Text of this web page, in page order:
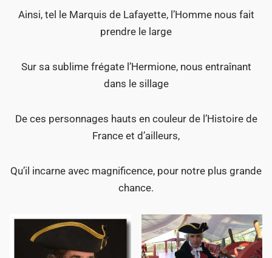
Ainsi, tel le Marquis de Lafayette, l’Homme nous fait
prendre le large
Sur sa sublime frégate l’Hermione, nous entraînant
dans le sillage
De ces personnages hauts en couleur de l’Histoire de
France et d’ailleurs,
Qu’il incarne avec magnificence, pour notre plus grande
chance.